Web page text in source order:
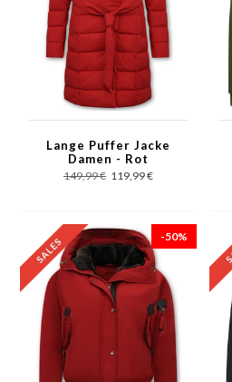
Lange Puffer Jacke
Damen - Rot
149,99 € 119,99 €
-50%